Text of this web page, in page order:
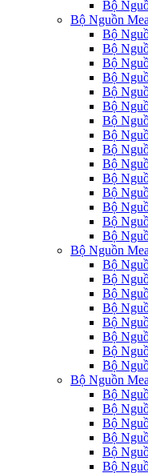
Bộ
Bộ Nguồn
Bộ
Bộ
Bộ
Bộ
Bộ
Bộ
Bộ
Bộ
Bộ
Bộ
Bộ
Bộ
Bộ
Bộ
Bộ
Bộ Nguồn
Bộ
Bộ
Bộ
Bộ
Bộ
Bộ
Bộ
Bộ
Bộ Nguồn
Bộ
Bộ
Bộ
Bộ
Bộ
Bộ